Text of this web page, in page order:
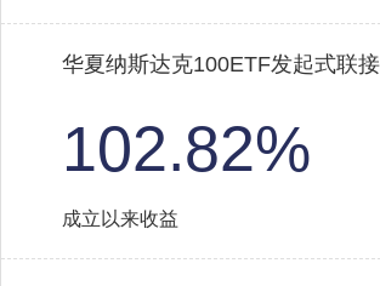
华夏纳斯达克100ETF发起式联
102.82%
成立以来收益